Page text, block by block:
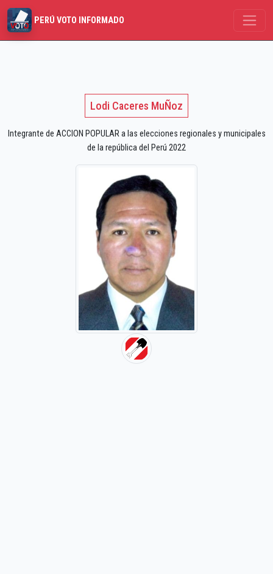
PERÚ VOTO INFORMADO
Lodi Caceres MuÑoz
Integrante de ACCION POPULAR a las elecciones regionales y municipales
de la república del Perú 2022